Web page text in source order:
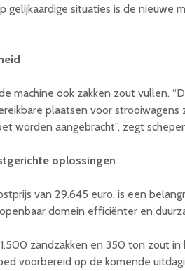
gelijkaardige situaties is de nieuwe
machine ook zakken zout vullen.
plaatsen voor strooiwagens
worden aangebracht”, zegt
oplossingen
van 29.645 euro, is een
domein efficiënter en
zandzakken en 350 ton zout
voorbereid op de komende